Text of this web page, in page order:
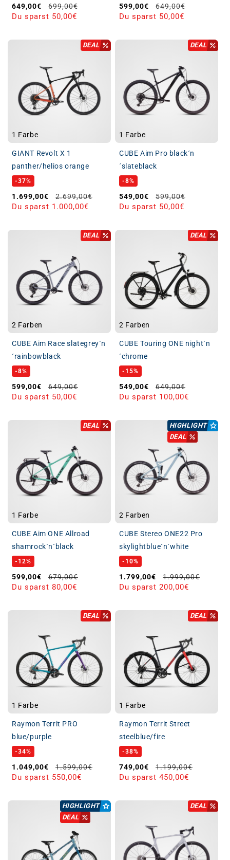
Verkaufspreis
649,00€ Normaler Preis
699,00€
Du sparst 50,00€
Verkaufspreis
599,00€ Normaler Preis
649,00€
Du sparst 50,00€
DEAL
1 Farbe
GIANT Revolt X 1
panther/helios orange
-37%
Verkaufspreis
1.699,00€ Normaler Preis
2.699,00€
Du sparst 1.000,00€
DEAL
1 Farbe
CUBE Aim Pro black´n
´slateblack
-8%
Verkaufspreis
549,00€ Normaler Preis
599,00€
Du sparst 50,00€
DEAL
2 Farben
CUBE Aim Race slategrey´n
´rainbowblack
-8%
Verkaufspreis
599,00€ Normaler Preis
649,00€
Du sparst 50,00€
DEAL
2 Farben
CUBE Touring ONE night´n
´chrome
-15%
Verkaufspreis
549,00€ Normaler Preis
649,00€
Du sparst 100,00€
DEAL
1 Farbe
CUBE Aim ONE Allroad
shamrock´n´black
-12%
Verkaufspreis
599,00€ Normaler Preis
679,00€
Du sparst 80,00€
HIGHLIGHT
DEAL
2 Farben
CUBE Stereo ONE22 Pro
skylightblue´n´white
-10%
Verkaufspreis
1.799,00€ Normaler Preis
1.999,00€
Du sparst 200,00€
DEAL
1 Farbe
Raymon Territ PRO
blue/purple
-34%
Verkaufspreis
1.049,00€ Normaler Preis
1.599,00€
Du sparst 550,00€
DEAL
1 Farbe
Raymon Territ Street
steelblue/fire
-38%
Verkaufspreis
749,00€ Normaler Preis
1.199,00€
Du sparst 450,00€
HIGHLIGHT
DEAL
DEAL